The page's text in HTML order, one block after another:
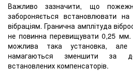
Важливо зазначити, що
забороняється встановлювати
вібраціям. Гранична амплітуда
не повинна перевищувати 0,25 мм.
можлива така установка, але
намагаються зменшити за
встановлених компенсаторів.